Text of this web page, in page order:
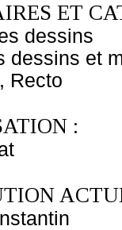
ET
dessins
dessins et
Recto
: